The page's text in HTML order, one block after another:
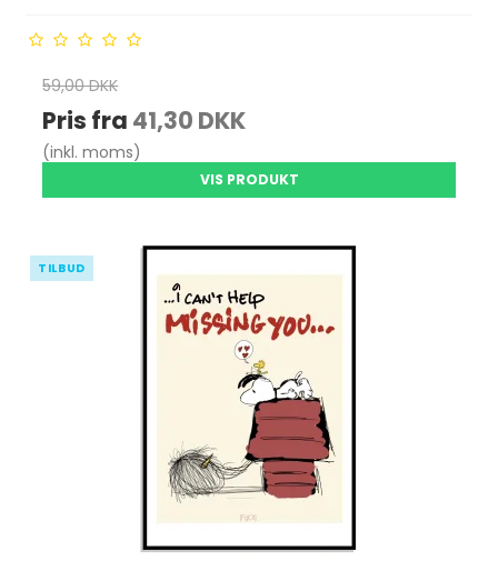
59,00 DKK
Pris fra 41,30 DKK
(inkl. moms)
VIS PRODUKT
TILBUD